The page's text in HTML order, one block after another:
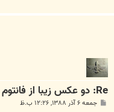
Re: دو عکس زیبا از فانتوم
جمعه ۶ آذر ۱۳۸۸, ۱۲:۲۶ ب.ظ